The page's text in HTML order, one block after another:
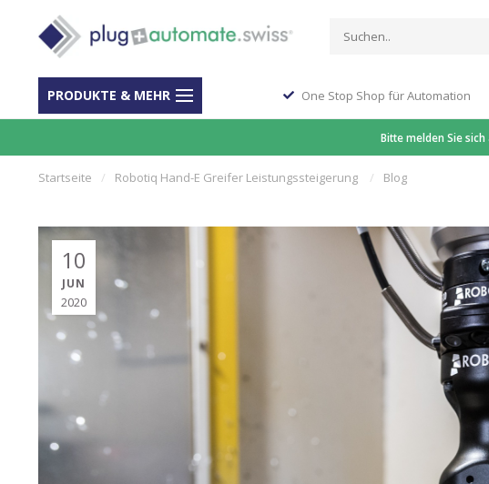
PRODUKTE & MEHR
40 Jahre Erfahrung One Stop Shop für Automation
Bitte melden Sie
Startseite / Robotiq Hand-E Greifer Leistungssteigerung / Blog
10
JUN
2020